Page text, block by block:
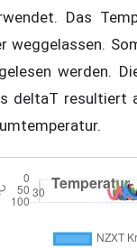
Das
weggelassen.
werden.
deltaT resultiert